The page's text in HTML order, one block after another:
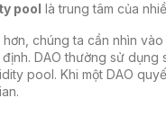
pool là trung tâm của
chúng ta cần nhìn vào
. DAO thường sử dụng
pool. Khi một DAO